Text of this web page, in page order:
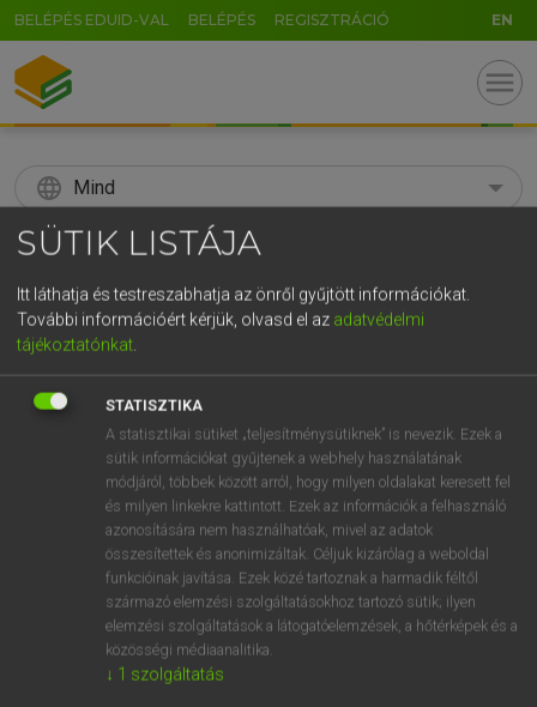
BELÉPÉS EDUID-VAL BELÉPÉS REGISZTRÁCIÓ EN
menu
language Mind
search
KERESÉS
Díjmentes angol szótár
smorgasbord fn svédasztal
⚲ smorgasbordkeresése szótárainkban
DÍJMENTES ANGOL SZÓTÁR
SÜTIK LISTÁJA
Itt láthatja és testreszabhatja az önről gyűjtött információkat.
További információért kérjük, olvasd el az adatvédelmi
tájékoztatónkat
STATISZTIKA
A statisztikai sütiket „teljesítménysütiknek” is nevezik. Ezek a
sütik információkat gyűjtenek a webhely használatának
módjáról, többek között arról, hogy milyen oldalakat keresett fel
és milyen linkekre kattintott. Ezek az információk a felhasználó
azonosítására nem használhatóak, mivel az adatok
összesítettek és anonimizáltak. Céljuk kizárólag a weboldal
funkcióinak javítása. Ezek közé tartoznak a harmadik féltől
származó elemzési szolgáltatásokhoz tartozó sütik; ilyen
elemzési szolgáltatások a látogatóelemzések, a hőtérképek és a
közösségi médiaanalitika.
↓ 1 szolgáltatás
GR
5 6 7 8 9 ö ü ó
r t z u i o p ő ú
k l ű
n m , . AltGr